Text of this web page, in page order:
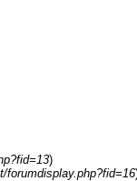
)
forumdisplay.php?fid=16